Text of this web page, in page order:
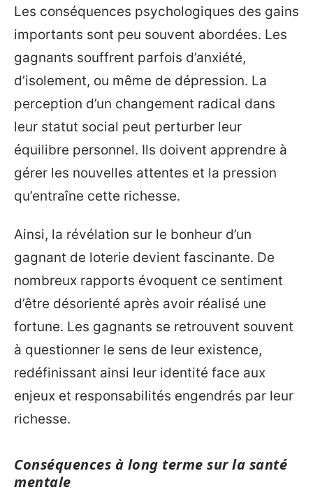
Les conséquences psychologiques des gains
importants sont peu souvent abordées. Les
gagnants souffrent parfois d’anxiété,
d’isolement, ou même de dépression. La
perception d’un changement radical dans
leur statut social peut perturber leur
équilibre personnel. Ils doivent apprendre à
gérer les nouvelles attentes et la pression
qu’entraîne cette richesse.
Ainsi, la révélation sur le bonheur d’un
gagnant de loterie devient fascinante. De
nombreux rapports évoquent ce sentiment
d’être désorienté après avoir réalisé une
fortune. Les gagnants se retrouvent souvent
à questionner le sens de leur existence,
redéfinissant ainsi leur identité face aux
enjeux et responsabilités engendrés par leur
richesse.
Conséquences à long terme sur la santé
mentale